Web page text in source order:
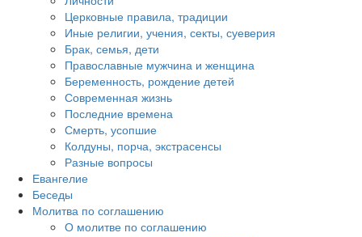
Церковные правила, традиции
Иные религии, учения, секты, суеверия
Брак, семья, дети
Православные мужчина и женщина
Беременность, рождение детей
Современная жизнь
Последние времена
Смерть, усопшие
Колдуны, порча, экстрасенсы
Разные вопросы
Евангелие
Беседы
Молитва по соглашению
О молитве по соглашению